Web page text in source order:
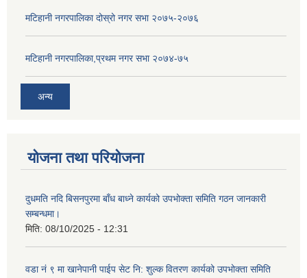
मटिहानी नगरपालिका दोस्रो नगर सभा २०७५-२०७६
मटिहानी नगरपालिका,प्रथम नगर सभा २०७४-७५
अन्य
योजना तथा परियोजना
दुधमति नदि बिसनपुरमा बाँध बाध्ने कार्यको उपभोक्ता समिति गठन जानकारी
सम्बन्धमा।
मिति: 08/10/2025 - 12:31
वडा नं ९ मा खानेपानी पाईप सेट नि: शुल्क वितरण कार्यको उपभोक्ता समिति